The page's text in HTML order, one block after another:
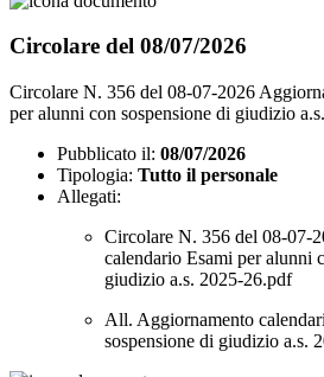
Circolare del 08/07/2026
Circolare N. 356 del 08-07-2026
per alunni con sospensione di giudizio
Pubblicato il: 08/07/2026
Tipologia: Tutto il personale
Allegati:
Circolare N. 356 del 08-07-
calendario Esami per alunni
giudizio a.s. 2025-26.pdf
All. Aggiornamento
sospensione di giudizio a.s.